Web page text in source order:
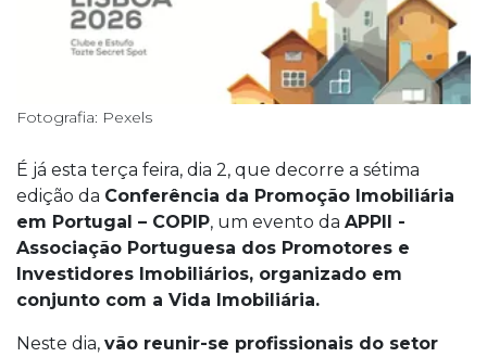
Fotografia: Pexels
É já esta terça feira, dia 2, que decorre a sétima
edição da Conferência da Promoção Imobiliária
em Portugal – COPIP, um evento da APPII -
Associação Portuguesa dos Promotores e
Investidores Imobiliários, organizado em
conjunto com a Vida Imobiliária.
Neste dia, vão reunir-se profissionais do setor